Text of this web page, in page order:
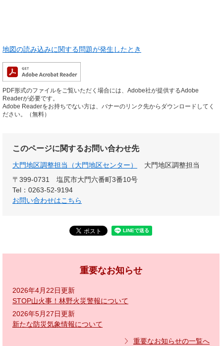
地図の読み込みに関する問題が発生したとき
PDF形式のファイルをご覧いただく場合には、Adobe社が提供するAdobe
Readerが必要です。
Adobe Readerをお持ちでない方は、バナーのリンク先からダウンロードしてく
ださい。（無料）
このページに関するお問い合わせ先
大門地区調整担当（大門地区センター）
大門地区調整担当
〒399-0731
塩尻市大門六番町3番10号
Tel：0263-52-9194
お問い合わせはこちら
重要なお知らせ
2026年4月22日更新
STOP山火事！林野火災警報について
2026年5月27日更新
新たな防災気象情報について
重要なお知らせの一覧へ